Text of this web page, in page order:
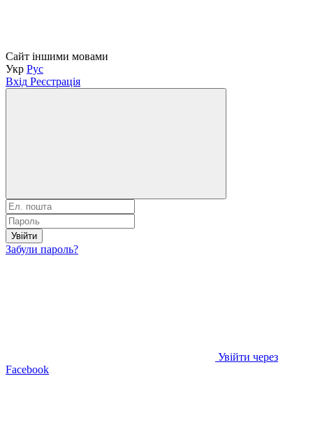
Сайт іншими мовами
Укр Рус
Вхід Реєстрація
Увійти
Забули пароль?
Увійти через
Facebook